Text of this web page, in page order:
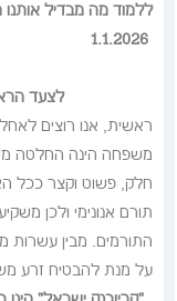
ללמוד מה מבדיל
1.1.2026
לצעד
ראשית, אנו רוצים
משפחה הינה החלטה
חלק, פשוט וקצר ככל
תורם אנונימי ולכן
התורמים. מבין עשרות
על מנת להבטיח זרע